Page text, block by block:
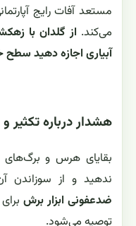
مستعد آفات رایج
می‌کند. از گلدان با
آبیاری اجازه دهید
هشدار درباره تکثیر
بقایای هرس و برگ‌های
ندهید و از سوزاندن
ضدعفونی ابزار برش
توصیه می‌شود.